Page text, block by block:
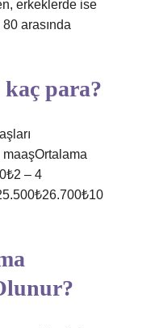
erkeklerde ise
arasında
kaç para?
– 4